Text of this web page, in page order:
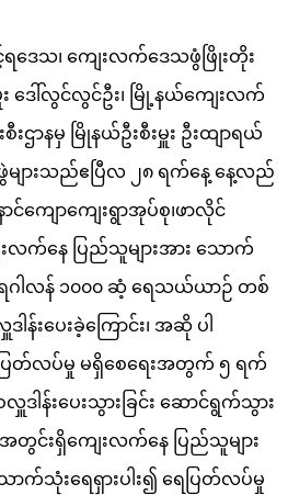
ဒေသ၊ ကျေးလက်ဒေသဖွံဖြိုးတိုး
ဒေါ်လွင်လွင်ဦး၊ မြို့နယ်ကျေးလက်
ဌာနမှ မြိုနယ်ဦးစီးမှူး ဦးထျာရယ်
ျားသည်ဧပြီလ ၂၈ ရက်နေ့‌ နေ့လည်
ကျောကျေးရွာအုပ်စု၊ဖာလိုင်
လက်နေ ပြည်သူများအား သောက်
ဂါလန် ၁၀၀၀ ဆံ့ ရေသယ်ယာဉ် တစ်
ါန်းပေးခဲ့ကြောင်း၊ အဆို ပါ
ပြတ်လပ်မှု မရှိစေရေးအတွက် ၅ ရက်
န်းပေးသွားခြင်း ဆောင်ရွက်သွား
တွင်းရှိကျေးလက်နေ ပြည်သူများ
က်သုံးရေရှားပါး၍ ရေ‌ပြတ်လပ်မှု